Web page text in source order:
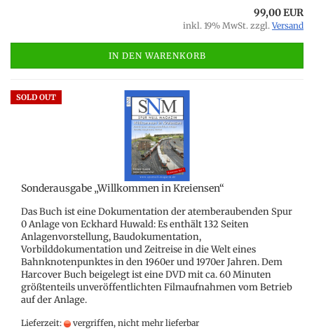
99,00 EUR
inkl. 19% MwSt. zzgl.Versand
IN DEN WARENKORB
SOLD OUT
Sonderausgabe „Willkommen in Kreiensen“
Das Buch ist eine Dokumentation der atemberaubenden Spur
0 Anlage von Eckhard Huwald: Es enthält 132 Seiten
Anlagenvorstellung, Baudokumentation,
Vorbilddokumentation und Zeitreise in die Welt eines
Bahnknotenpunktes in den 1960er und 1970er Jahren. Dem
Harcover Buch beigelegt ist eine DVD mit ca. 60 Minuten
größtenteils unveröffentlichten Filmaufnahmen vom Betrieb
auf der Anlage.
Lieferzeit: vergriffen, nicht mehr lieferbar